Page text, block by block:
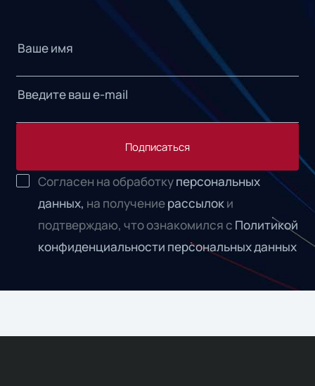
Подписаться
Согласен на обработкуперсональных
данных, на получениерассылоки
подтверждаю, что ознакомился с Политикой
конфиденциальности персональных данных